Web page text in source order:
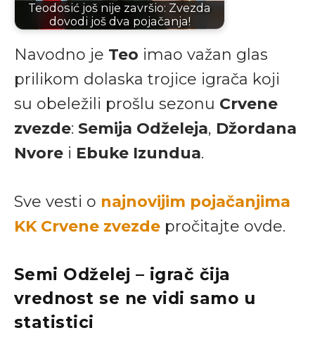
Teodosić još nije završio: Zvezda
dovodi još dva pojačanja!
Navodno je Teo imao važan glas
prilikom dolaska trojice igrača koji
su obeležili prošlu sezonu Crvene
zvezde: Semija Odželeja, Džordana
Nvore i Ebuke Izundua.
Sve vesti o najnovijim pojačanjima
KK Crvene zvezde pročitajte ovde.
Semi Odželej – igrač čija
vrednost se ne vidi samo u
statistici